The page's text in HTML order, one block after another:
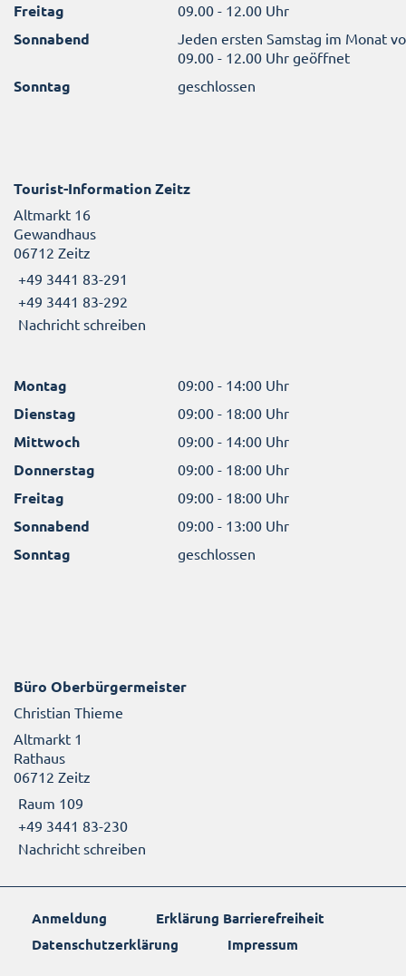
Freitag 09.00 - 12.00 Uhr
Sonnabend
Jeden ersten Samstag im Monat
09.00 - 12.00 Uhr geöffnet
Sonntag geschlossen
Tourist-Information Zeitz
Altmarkt 16
Gewandhaus
06712 Zeitz
+49 3441 83-291
+49 3441 83-292
Nachricht schreiben
Montag 09:00 - 14:00 Uhr
Dienstag 09:00 - 18:00 Uhr
Mittwoch 09:00 - 14:00 Uhr
Donnerstag 09:00 - 18:00 Uhr
Freitag 09:00 - 18:00 Uhr
Sonnabend 09:00 - 13:00 Uhr
Sonntag geschlossen
Büro Oberbürgermeister
Christian Thieme
Altmarkt 1
Rathaus
06712 Zeitz
Raum 109
+49 3441 83-230
Nachricht schreiben
Anmeldung
Erklärung Barrierefreiheit
Datenschutzerklärung
Impressum